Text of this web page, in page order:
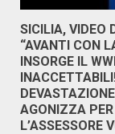
SICILIA, VIDEO
“AVANTI CON
INSORGE IL
AGONIZZA
L’ASSESSORE